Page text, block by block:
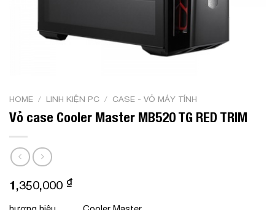
HOME / LINH KIỆN PC / CASE - VỎ MÁY TÍNH
Vỏ case Cooler Master MB520 TG RED TRIM
1,350,000 ₫